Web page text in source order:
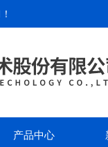
！
产品中心